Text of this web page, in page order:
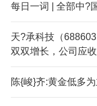
每日一词 | 全部中?
天?承科技（
双双增长，公司应
陈{峻}齐:黄金低多